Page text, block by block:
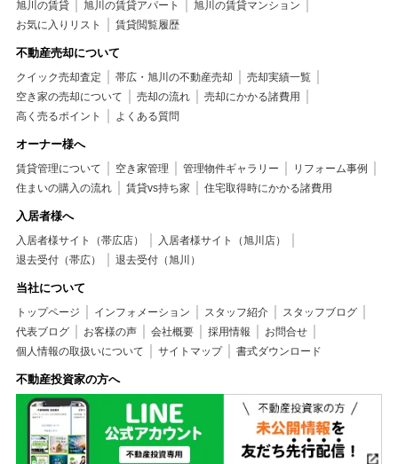
旭川の賃貸
旭川の賃貸アパート
旭川の賃貸マンション
お気に入りリスト
賃貸閲覧履歴
不動産売却について
クイック売却査定 帯広・旭川の不動産売却
売却実績一覧
空き家の売却について
売却の流れ
売却にかかる諸費用
高く売るポイント
よくある質問
オーナー様へ
賃貸管理について 空き家管理 管理物件ギャラリー
リフォーム事例
住まいの購入の流れ
賃貸vs持ち家 住宅取得時にかかる諸費用
入居者様へ
入居者様サイト（帯広店）
入居者様サイト（旭川店）
退去受付（帯広）
退去受付（旭川）
当社について
トップページ インフォメーション スタッフ紹介
スタッフブログ
代表ブログ
お客様の声 会社概要 採用情報
お問合せ
個人情報の取扱いについて
サイトマップ 書式ダウンロード
不動産投資家の方へ